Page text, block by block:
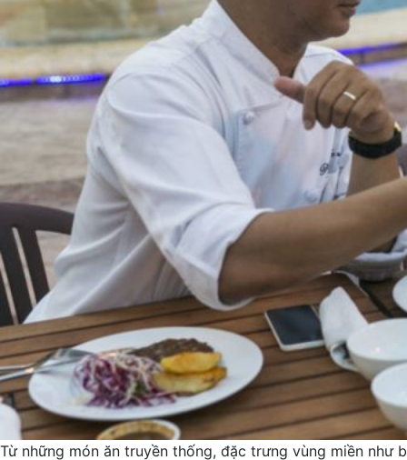
Từ những món ăn truyền thống, đặc trưng vùng miền như